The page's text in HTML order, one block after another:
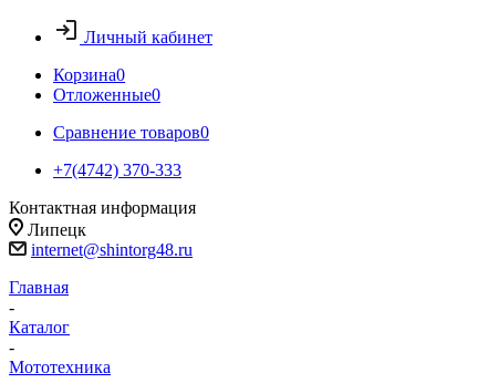
Личный кабинет
Корзина0
Отложенные0
Сравнение товаров0
+7(4742) 370-333
Контактная информация
Липецк
internet@shintorg48.ru
Главная
-
Каталог
-
Мототехника